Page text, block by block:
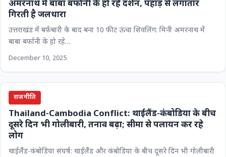
अमरनाथ में बाबा बर्फानी के हो रहे दर्शन, पहाड़ से लगातार
गिरती है जलधारा
उत्तराखंड में बर्फबारी के बाद बना 10 फीट ऊंचा शिवलिंग: मिनी अमरनाथ में
बाबा बर्फानी के हो रहे…
December 10, 2025
राजनीति
Thailand-Cambodia Conflict: थाईलैंड-कंबोडिया के बीच
दूसरे दिन भी गोलीबारी, तनाव बढ़ा; सीमा से पलायन कर रहे
लोग
थाईलैंड-कंबोडिया संघर्ष: थाईलैंड और कंबोडिया के बीच दूसरे दिन भी गोलीबारी